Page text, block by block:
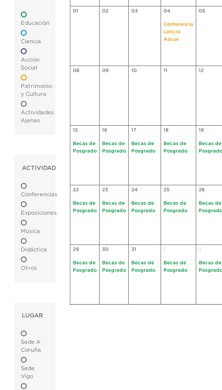
Educación
Ciencia
Acción
Social
Patrimonio
y Cultura
Actividades
Ajenas
ACTIVIDAD
Conferencias
Exposiciones
Música
Didáctica
Otros
LUGAR
Sede A
Coruña
Sede
Vigo
01 02 03 04
Conferencia
Leticia
Azcue
05
08 09 10 11 12
15
Becas de
Posgrado
16
Becas de
Posgrado
17
Becas de
Posgrado
18
Becas de
Posgrado
19
Becas de
Posgrado
22
Becas de
Posgrado
23
Becas de
Posgrado
24
Becas de
Posgrado
25
Becas de
Posgrado
26
Becas de
Posgrado
29
Becas de
Posgrado
30
Becas de
Posgrado
31
Becas de
Posgrado
Becas de
Posgrado
2
Becas de
Posgrado